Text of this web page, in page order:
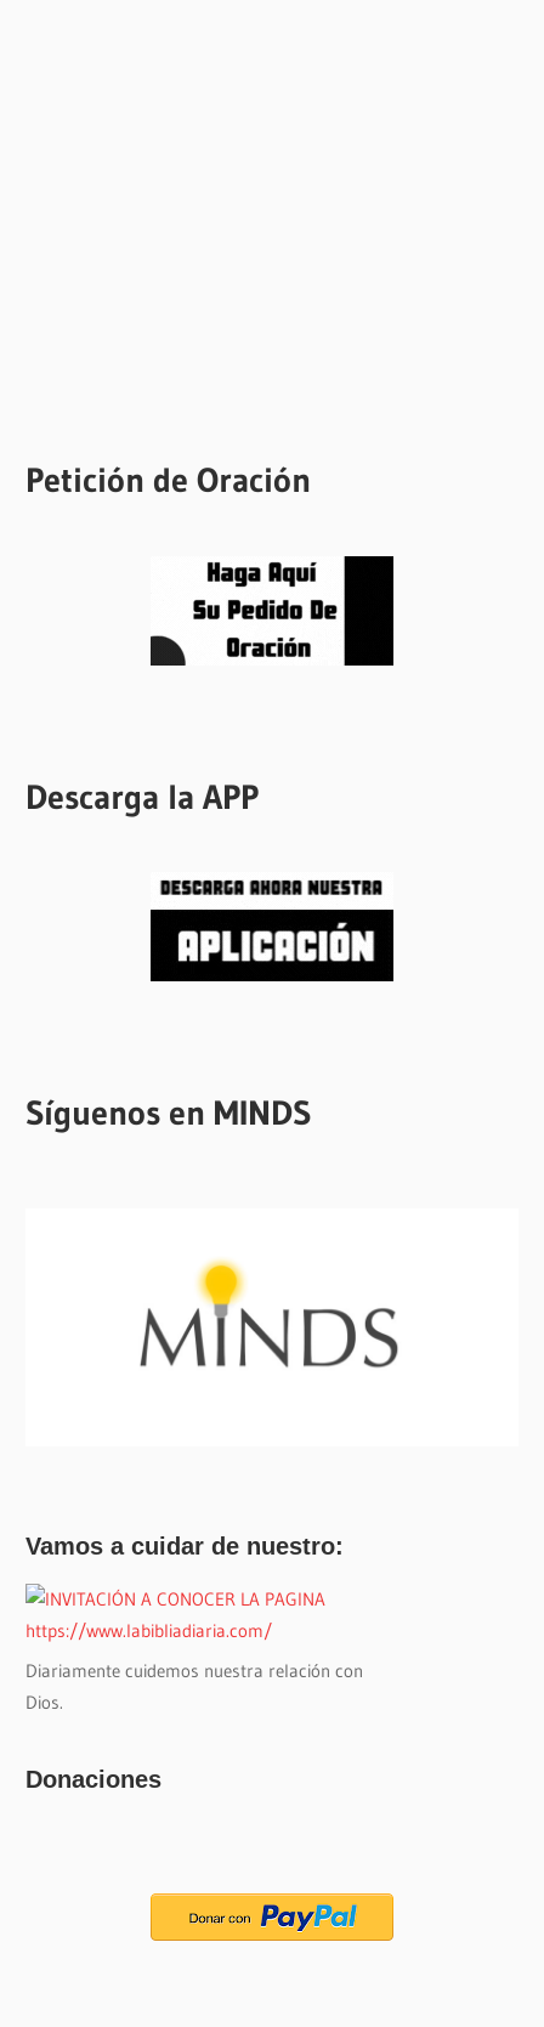
Petición de Oración
Descarga la APP
Síguenos en MINDS
Vamos a cuidar de nuestro:
Diariamente cuidemos nuestra relación con
Dios.
Donaciones